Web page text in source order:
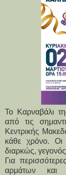
Το Καρναβάλι
από τις
Κεντρικής
κάθε χρόνο. Οι
διαρκώς,
Για
αρμάτων και